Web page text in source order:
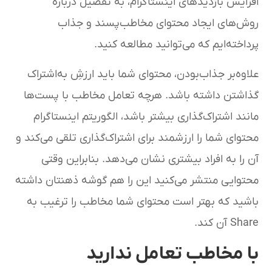
روش‌های ایجاد محتوای مخاطب‌پسند و جذاب
پرداخته‌ایم که می‌توانید مطالعه کنید.
علاوه‌بر جذاب‌بودن، محتوای شما باید ارزشِ به‌اشتراک
گذاشتن داشته باشد. هرچه تعامل مخاطب با پست‌ها
مانند اشتراک‌گذاری بیشتر باشد، الگوریتم اینستاگرام
محتوای شما را ارزشمند برای اشتراک‌گذاری تلقی می‌کند و
آن را به افراد بیشتری نشان می‌دهد. بنابراین وقتی
محتوایی منتشر می‌کنید این را هم گوشه ذهنتان داشته
باشید که بهتر است محتوای شما مخاطب را ترغیب به
Share آن کند.
با مخاطب تعامل ندارید